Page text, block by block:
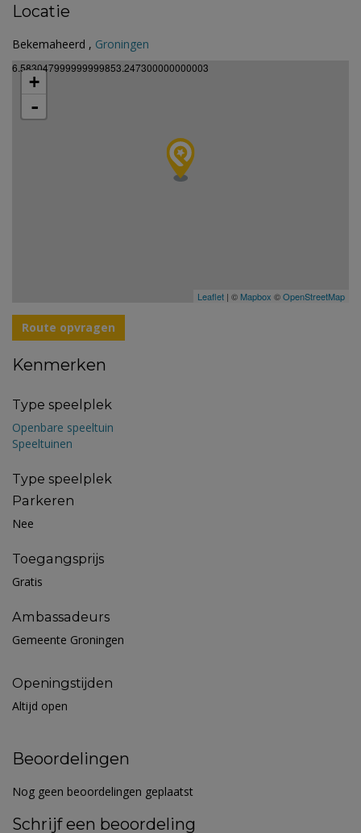
Locatie
Bekemaheerd , Groningen
6.583047999999999853.247300000000003
+
-
Leaflet | © Mapbox ©OpenStreetMap
Route opvragen
Kenmerken
Type speelplek
Openbare speeltuin
Speeltuinen
Type speelplek
Parkeren
Nee
Toegangsprijs
Gratis
Ambassadeurs
Gemeente Groningen
Openingstijden
Altijd open
Beoordelingen
Nog geen beoordelingen geplaatst
Schrijf een beoordeling